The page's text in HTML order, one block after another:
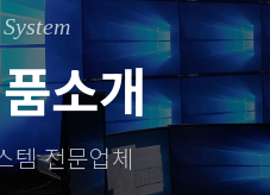
소개
템 전문업체